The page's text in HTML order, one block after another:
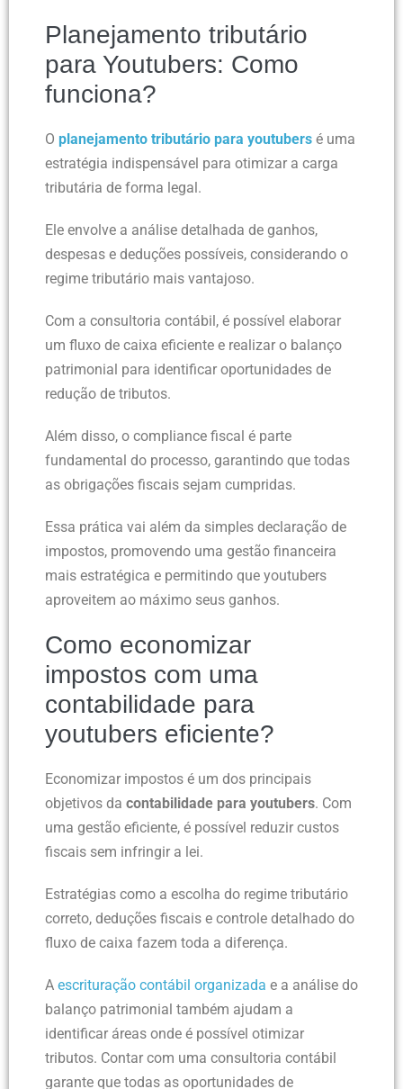
Planejamento tributário
para Youtubers: Como
funciona?
O planejamento tributário para youtubers é uma
estratégia indispensável para otimizar a carga
tributária de forma legal.
Ele envolve a análise detalhada de ganhos,
despesas e deduções possíveis, considerando o
regime tributário mais vantajoso.
Com a consultoria contábil, é possível elaborar
um fluxo de caixa eficiente e realizar o balanço
patrimonial para identificar oportunidades de
redução de tributos.
Além disso, o compliance fiscal é parte
fundamental do processo, garantindo que todas
as obrigações fiscais sejam cumpridas.
Essa prática vai além da simples declaração de
impostos, promovendo uma gestão financeira
mais estratégica e permitindo que youtubers
aproveitem ao máximo seus ganhos.
Como economizar
impostos com uma
contabilidade para
youtubers eficiente?
Economizar impostos é um dos principais
objetivos da contabilidade para youtubers. Com
uma gestão eficiente, é possível reduzir custos
fiscais sem infringir a lei.
Estratégias como a escolha do regime tributário
correto, deduções fiscais e controle detalhado do
fluxo de caixa fazem toda a diferença.
A escrituração contábil organizada e a análise do
balanço patrimonial também ajudam a
identificar áreas onde é possível otimizar
tributos. Contar com uma consultoria contábil
garante que todas as oportunidades de